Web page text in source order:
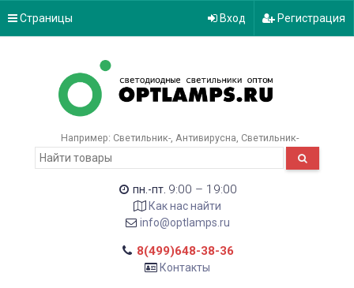
Страницы Вход Регистрация
Например: Светильник- Антивирусна Светильник-
пн.-пт. 9:00 – 19:00
Как нас найти
info@optlamps.ru
8(499)648-38-36
Контакты